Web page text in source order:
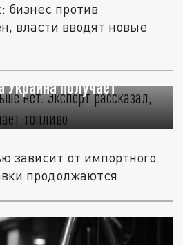
бизнес против
власти вводят новые
нет. Эксперт
Украина получает
зависит от импортного
продолжаются.